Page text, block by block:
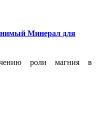
Минерал для
роли магния в